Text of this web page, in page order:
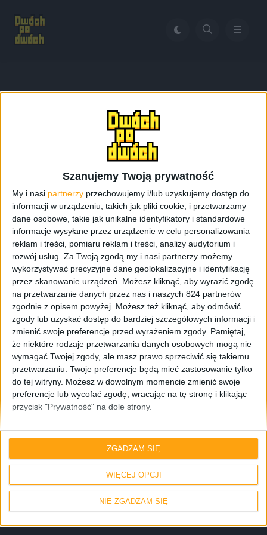
Szanujemy Twoją prywatność
My i nasi partnerzy przechowujemy i/lub uzyskujemy dostęp do
informacji w urządzeniu, takich jak pliki cookie, i przetwarzamy
dane osobowe, takie jak unikalne identyfikatory i standardowe
informacje wysyłane przez urządzenie w celu personalizowania
reklam i treści, pomiaru reklam i treści, analizy audytorium i
rozwój usług. Za Twoją zgodą my i nasi partnerzy możemy
wykorzystywać precyzyjne dane geolokalizacyjne i identyfikację
przez skanowanie urządzeń. Możesz kliknąć, aby wyrazić zgodę
na przetwarzanie danych przez nas i naszych 824 partnerów
zgodnie z opisem powyżej. Możesz też kliknąć, aby odmówić
zgody lub uzyskać dostęp do bardziej szczegółowych informacji i
zmienić swoje preferencje przed wyrażeniem zgody. Pamiętaj,
że niektóre rodzaje przetwarzania danych osobowych mogą nie
wymagać Twojej zgody, ale masz prawo sprzeciwić się takiemu
przetwarzaniu. Twoje preferencje będą mieć zastosowanie tylko
do tej witryny. Możesz w dowolnym momencie zmienić swoje
preferencje lub wycofać zgodę, wracając na tę stronę i klikając
przycisk "Prywatność" na dole strony.
WIĘCEJ OPCJI
NIE ZGADZAM SIĘ
ZGADZAM SIĘ
Recenzja okularów rozszerzonej rzeczywistości od
Recenzja okularów
rozszerzonej rzeczywistości
od Samsung
Gadżety osobiste Recenzje
Recenzje sprzętu
Recenzja Samsung Gear VR – wirtualna
rzeczywistość według Samsunga